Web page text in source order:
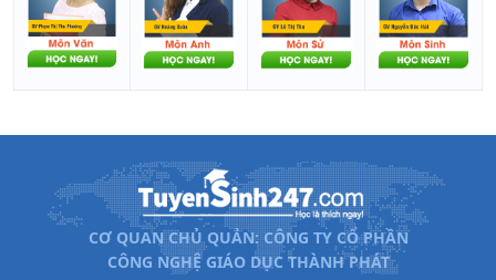
CƠ QUAN CHỦ QUẢN: CÔNG TY CỔ PHẦN
CÔNG NGHỆ GIÁO DỤC THÀNH PHÁT